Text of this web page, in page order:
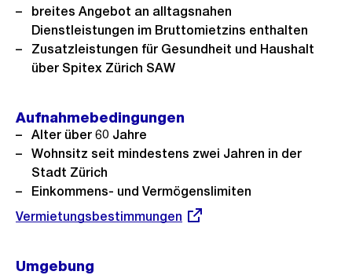
breites Angebot an alltagsnahen
Dienstleistungen im Bruttomietzins enthalten
Zusatzleistungen für Gesundheit und Haushalt
über Spitex Zürich SAW
Aufnahmebedingungen
Alter über 60 Jahre
Wohnsitz seit mindestens zwei Jahren in der
Stadt Zürich
Einkommens- und Vermögenslimiten
Externer
Vermietungsbestimmungen
Umgebung